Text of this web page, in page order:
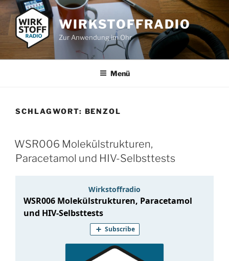
Zum
Inhalt
springen
WIRKSTOFFRADIO
Zur Anwendung im Ohr
Menü
SCHLAGWORT: BENZOL
WSR006 Molekülstrukturen,
Paracetamol und HIV-Selbsttests